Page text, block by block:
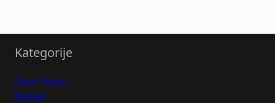
Kategorije
Auto-Moto
Balkan